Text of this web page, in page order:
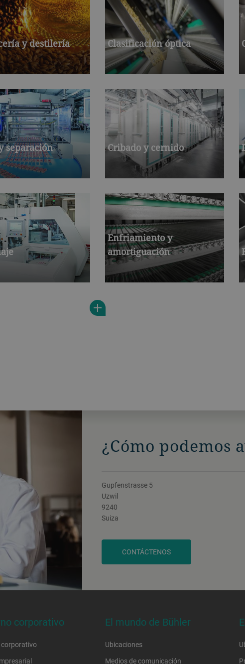
y destilería Clasificación óptica
separación Cribado y cernido
Enfriamiento y
amortiguación
¿Cómo podemos
Gupfenstrasse 5
Uzwil
9240
Suiza
CONTÁCTENOS
corporativo
corporativo
El mundo de Bühler
Ubicaciones
Medios de comunicación